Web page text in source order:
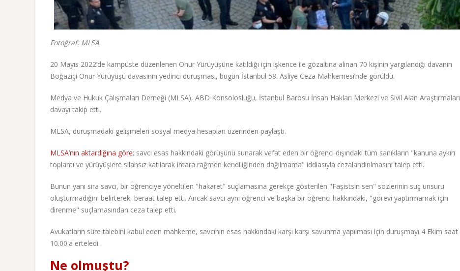
Fotoğraf: MLSA
20 Mayıs 2022’de kampüste düzenlenen Onur Yürüyüşüne katıldığı için işkence ile gözaltına alınan 70 kişinin yargılandığı davanın
Boğaziçi Onur Yürüyüşü davasının yedinci duruşması, bugün İstanbul 58. Asliye Ceza Mahkemesi’nde görüldü.
Medya ve Hukuk Çalışmaları Derneği (MLSA), ABD Konsolosluğu, İstanbul Barosu İnsan Hakları Merkezi ve Sivil Alan Araştırmaları
davayı takip etti.
MLSA, duruşmadaki gelişmeleri sosyal medya hesapları üzerinden paylaştı.
MLSA’nın aktardığına göre; savcı esas hakkındaki görüşünü sunarak vefat eden bir öğrenci dışındaki tüm sanıkların "kanuna aykırı
toplantı ve yürüyüşlere silahsız katılarak ihtara rağmen kendiliğinden dağılmama" iddiasıyla cezalandırılmasını talep etti.
Bunun yanı sıra savcı, bir öğrenciye yöneltilen "hakaret" suçlamasına gerekçe gösterilen "Faşistsin sen" sözlerinin suç unsuru
oluşturmadığını belirterek, beraat talep etti. Ancak savcı aynı öğrenci ve başka bir öğrenci hakkındaki, "görevi yaptırmamak için
direnme" suçlamasından ceza talep etti.
Avukatların süre talebini kabul eden mahkeme, savcının esas hakkındaki karşı karşı savunma yapılması için duruşmayı 4 Ekim saat
10.00'a erteledi.
Ne olmuştu?